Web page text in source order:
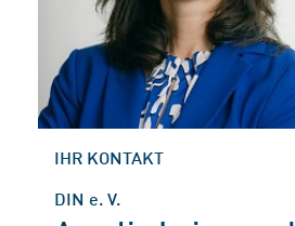
IHR KONTAKT
DIN e. V.